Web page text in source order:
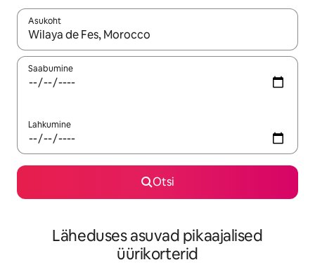
Asukoht
Kui tulemused on kuvatud, liigu ekraanil nooleklahvidega või
Saabumine
Lahkumine
Otsi
Läheduses asuvad pikaajalised
üürikorterid